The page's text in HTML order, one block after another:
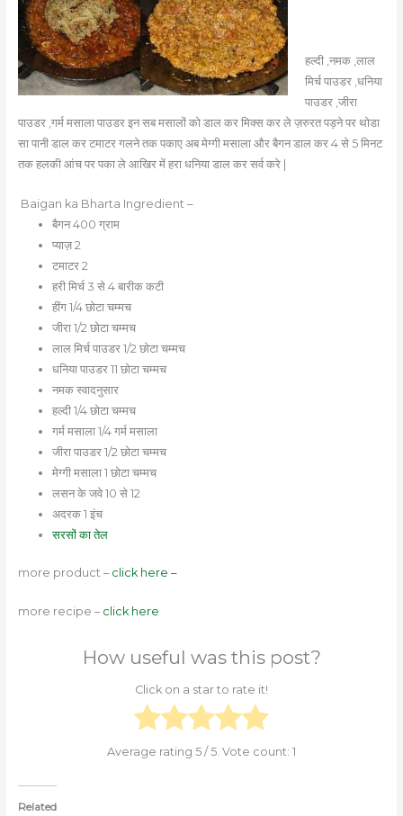
हल्दी ,नमक ,लाल
मिर्च पाउडर ,धनिया
पाउडर ,जीरा
पाउडर ,गर्म मसाला पाउडर इन सब मसालों को डाल कर मिक्स कर ले ज़रुरत पड़ने पर थोडा
सा पानी डाल कर टमाटर गलने तक पकाए अब मेग्गी मसाला और बैगन डाल कर 4 से 5 मिनट
तक हलकी आंच पर पका ले आखिर में हरा धनिया डाल कर सर्व करे |
Baigan ka Bharta Ingredient –
बैगन 400 ग्राम
प्याज़ 2
टमाटर 2
हरी मिर्च 3 से 4 बारीक कटी
हींग 1/4 छोटा चम्मच
जीरा 1/2 छोटा चम्मच
लाल मिर्च पाउडर 1/2 छोटा चम्मच
धनिया पाउडर 11 छोटा चम्मच
नमक स्वादनुसार
हल्दी 1/4 छोटा चम्मच
गर्म मसाला 1/4 गर्म मसाला
जीरा पाउडर 1/2 छोटा चम्मच
मेग्गी मसाला 1 छोटा चम्मच
लसन के जवे 10 से 12
अदरक 1 इंच
सरसों का तेल
more product – click here –
more recipe – click here
How useful was this post?
Click on a star to rate it!
Average rating 5 / 5. Vote count: 1
Related